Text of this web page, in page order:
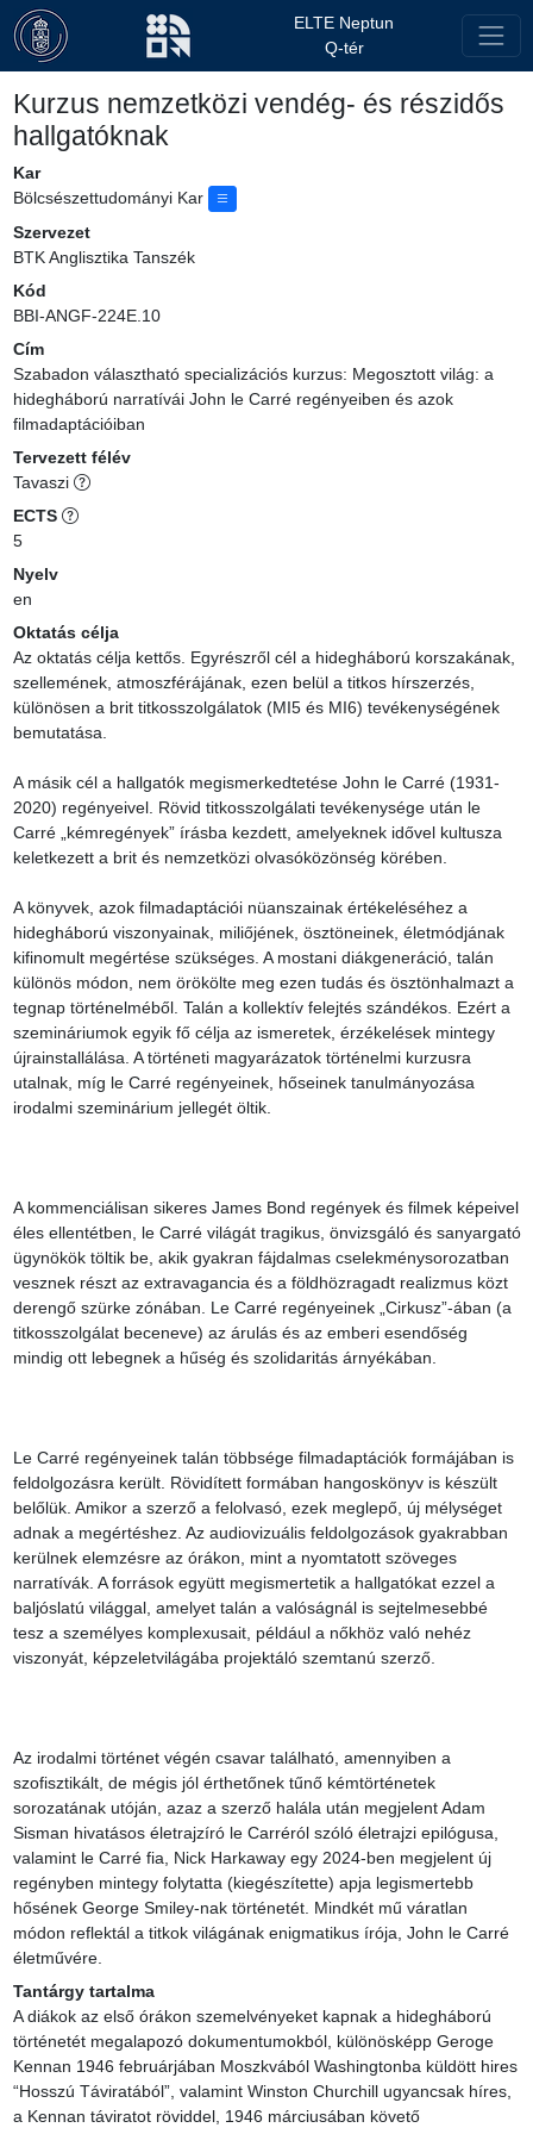
ELTE Neptun
Q-tér
Kurzus nemzetközi vendég- és részidős
hallgatóknak
Kar
Bölcsészettudományi Kar
Szervezet
BTK Anglisztika Tanszék
Kód
BBI-ANGF-224E.10
Cím
Szabadon választható specializációs kurzus: Megosztott világ: a
hidegháború narratívái John le Carré regényeiben és azok
filmadaptációiban
Tervezett félév
Tavaszi
ECTS
5
Nyelv
en
Oktatás célja
Az oktatás célja kettős. Egyrészről cél a hidegháború korszakának,
szellemének, atmoszférájának, ezen belül a titkos hírszerzés,
különösen a brit titkosszolgálatok (MI5 és MI6) tevékenységének
bemutatása.
A másik cél a hallgatók megismerkedtetése John le Carré (1931-
2020) regényeivel. Rövid titkosszolgálati tevékenysége után le
Carré „kémregények” írásba kezdett, amelyeknek idővel kultusza
keletkezett a brit és nemzetközi olvasóközönség körében.
A könyvek, azok filmadaptációi nüanszainak értékeléséhez a
hidegháború viszonyainak, miliőjének, ösztöneinek, életmódjának
kifinomult megértése szükséges. A mostani diákgeneráció, talán
különös módon, nem örökölte meg ezen tudás és ösztönhalmazt a
tegnap történelméből. Talán a kollektív felejtés szándékos. Ezért a
szemináriumok egyik fő célja az ismeretek, érzékelések mintegy
újrainstallálása. A történeti magyarázatok történelmi kurzusra
utalnak, míg le Carré regényeinek, hőseinek tanulmányozása
irodalmi szeminárium jellegét öltik.
A kommenciálisan sikeres James Bond regények és filmek képeivel
éles ellentétben, le Carré világát tragikus, önvizsgáló és sanyargató
ügynökök töltik be, akik gyakran fájdalmas cselekménysorozatban
vesznek részt az extravagancia és a földhözragadt realizmus közt
derengő szürke zónában. Le Carré regényeinek „Cirkusz”-ában (a
titkosszolgálat beceneve) az árulás és az emberi esendőség
mindig ott lebegnek a hűség és szolidaritás árnyékában.
Le Carré regényeinek talán többsége filmadaptációk formájában is
feldolgozásra került. Rövidített formában hangoskönyv is készült
belőlük. Amikor a szerző a felolvasó, ezek meglepő, új mélységet
adnak a megértéshez. Az audiovizuális feldolgozások gyakrabban
kerülnek elemzésre az órákon, mint a nyomtatott szöveges
narratívák. A források együtt megismertetik a hallgatókat ezzel a
baljóslatú világgal, amelyet talán a valóságnál is sejtelmesebbé
tesz a személyes komplexusait, például a nőkhöz való nehéz
viszonyát, képzeletvilágába projektáló szemtanú szerző.
Az irodalmi történet végén csavar található, amennyiben a
szofisztikált, de mégis jól érthetőnek tűnő kémtörténetek
sorozatának utóján, azaz a szerző halála után megjelent Adam
Sisman hivatásos életrajzíró le Carréról szóló életrajzi epilógusa,
valamint le Carré fia, Nick Harkaway egy 2024-ben megjelent új
regényben mintegy folytatta (kiegészítette) apja legismertebb
hősének George Smiley-nak történetét. Mindkét mű váratlan
módon reflektál a titkok világának enigmatikus írója, John le Carré
életművére.
Tantárgy tartalma
A diákok az első órákon szemelvényeket kapnak a hidegháború
történetét megalapozó dokumentumokból, különösképp Geroge
Kennan 1946 februárjában Moszkvából Washingtonba küldött hires
“Hosszú Táviratából”, valamint Winston Churchill ugyancsak híres,
a Kennan táviratot röviddel, 1946 márciusában követő